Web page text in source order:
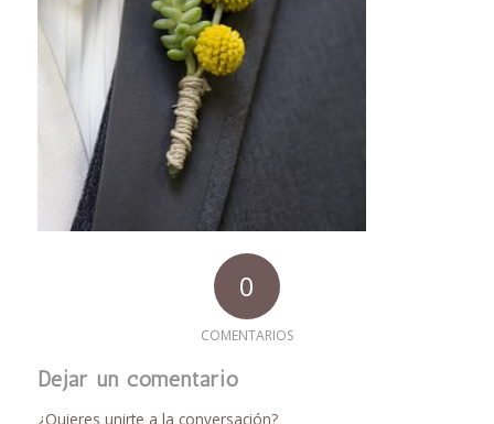
0
COMENTARIOS
Dejar un comentario
¿Quieres unirte a la conversación?